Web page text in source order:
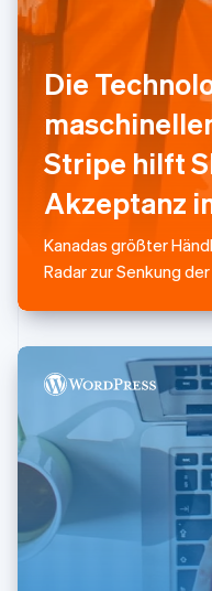
Die
Stripe hilft
Akzeptanz
Kanadas größter
Radar zur Senkung
English
Neuseeland
English
Niederlande
Nederlands English
Norwegen
English
Österreich
DeutschEnglish
Polen
English
PortuguêsEnglish
English
Schweden
SvenskaEnglish
Schweiz
DeutschFrançais
Singapur
English